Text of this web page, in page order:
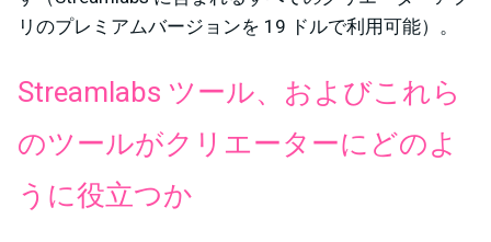
リのプレミアムバージョンを 19 ドルで利用可能）。
Streamlabs ツール、およびこれら
のツールがクリエーターにどのよ
うに役立つか